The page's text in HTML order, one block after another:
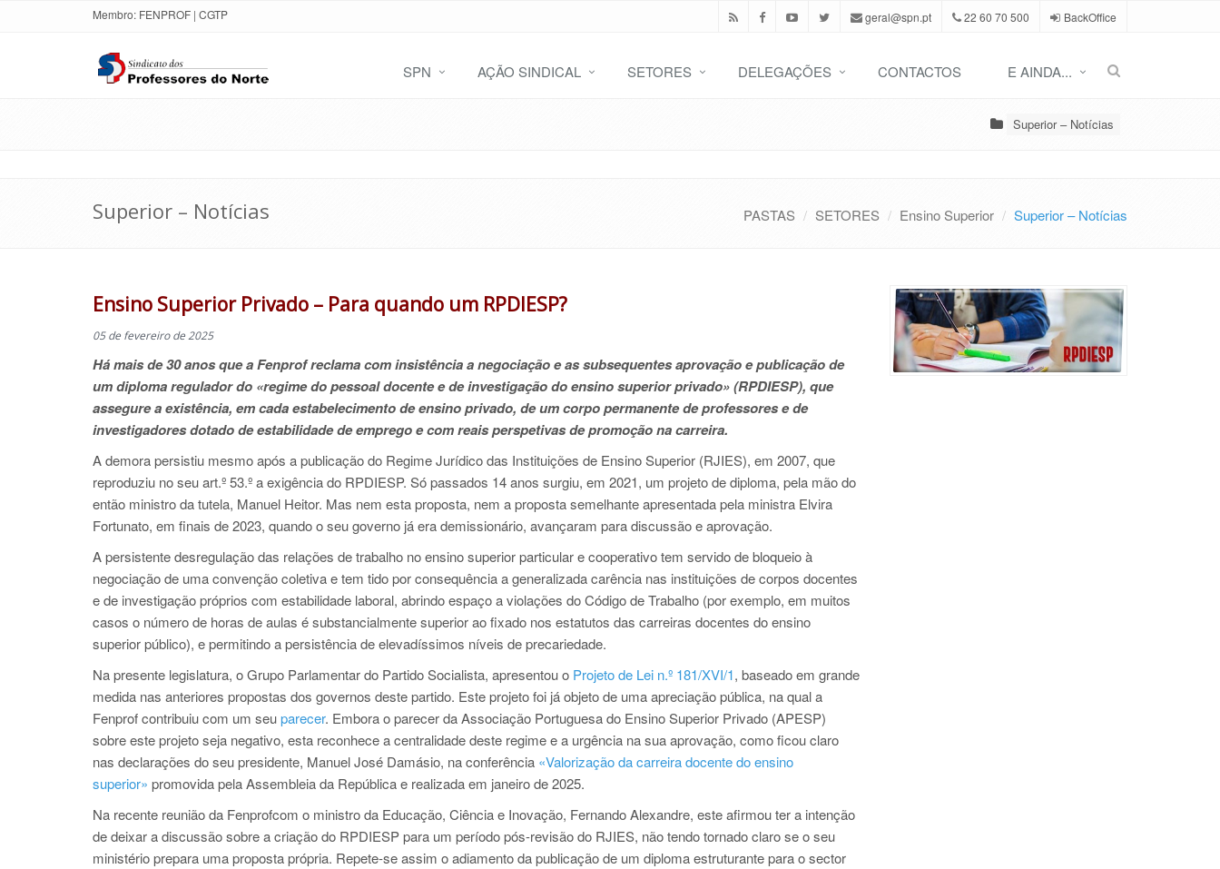
Membro: FENPROF | CGTP geral@spn.pt 22 60 70 500 BackOffice
SPN AÇÃO SINDICAL SETORES DELEGAÇÕES CONTACTOS E AINDA...
Superior – Notícias
Superior – Notícias PASTAS SETORES Ensino Superior Superior – Notícias
Ensino Superior Privado – Para quando um RPDIESP?
05 de fevereiro de 2025
Há mais de 30 anos que a Fenprof reclama com insistência a negociação e as subsequentes aprovação e publicação de
um diploma regulador do «regime do pessoal docente e de investigação do ensino superior privado» (RPDIESP), que
assegure a existência, em cada estabelecimento de ensino privado, de um corpo permanente de professores e de
investigadores dotado de estabilidade de emprego e com reais perspetivas de promoção na carreira.
A demora persistiu mesmo após a publicação do Regime Jurídico das Instituições de Ensino Superior (RJIES), em 2007, que
reproduziu no seu art.º 53.º a exigência do RPDIESP. Só passados 14 anos surgiu, em 2021, um projeto de diploma, pela mão do
então ministro da tutela, Manuel Heitor. Mas nem esta proposta, nem a proposta semelhante apresentada pela ministra Elvira
Fortunato, em finais de 2023, quando o seu governo já era demissionário, avançaram para discussão e aprovação.
A persistente desregulação das relações de trabalho no ensino superior particular e cooperativo tem servido de bloqueio à
negociação de uma convenção coletiva e tem tido por consequência a generalizada carência nas instituições de corpos docentes
e de investigação próprios com estabilidade laboral, abrindo espaço a violações do Código de Trabalho (por exemplo, em muitos
casos o número de horas de aulas é substancialmente superior ao fixado nos estatutos das carreiras docentes do ensino
superior público), e permitindo a persistência de elevadíssimos níveis de precariedade.
Na presente legislatura, o Grupo Parlamentar do Partido Socialista, apresentou o Projeto de Lei n.º 181/XVI/1, baseado em grande
medida nas anteriores propostas dos governos deste partido. Este projeto foi já objeto de uma apreciação pública, na qual a
Fenprof contribuiu com um seuparecer. Embora o parecer da Associação Portuguesa do Ensino Superior Privado (APESP)
sobre este projeto seja negativo, esta reconhece a centralidade deste regime e a urgência na sua aprovação, como ficou claro
nas declarações do seu presidente, Manuel José Damásio, na conferência «Valorização da carreira docente do ensino
superior» promovida pela Assembleia da República e realizada em janeiro de 2025.
Na recente reunião da Fenprofcom o ministro da Educação, Ciência e Inovação, Fernando Alexandre, este afirmou ter a intenção
de deixar a discussão sobre a criação do RPDIESP para um período pós-revisão do RJIES, não tendo tornado claro se o seu
ministério prepara uma proposta própria. Repete-se assim o adiamento da publicação de um diploma estruturante para o sector